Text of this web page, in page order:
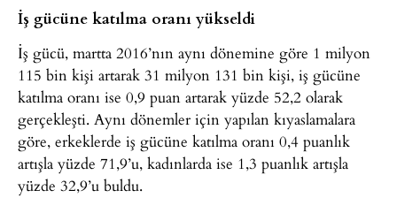
İş gücüne katılma oranı yükseldi
İş gücü, martta 2016’nın aynı dönemine göre 1 milyon
115 bin kişi artarak 31 milyon 131 bin kişi, iş gücüne
katılma oranı ise 0,9 puan artarak yüzde 52,2 olarak
gerçekleşti. Aynı dönemler için yapılan kıyaslamalara
göre, erkeklerde iş gücüne katılma oranı 0,4 puanlık
artışla yüzde 71,9’u, kadınlarda ise 1,3 puanlık artışla
yüzde 32,9’u buldu.